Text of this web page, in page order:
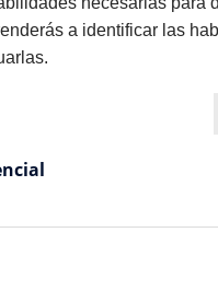
a identificar las